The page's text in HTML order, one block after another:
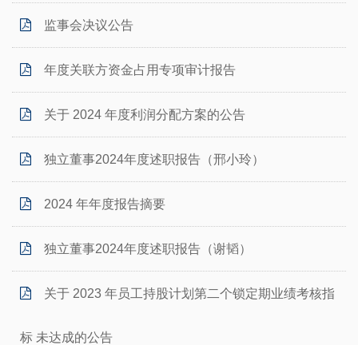
监事会决议公告
年度关联方资金占用专项审计报告
关于 2024 年度利润分配方案的公告
独立董事2024年度述职报告（邢小玲）
2024 年年度报告摘要
独立董事2024年度述职报告（谢韬）
关于 2023 年员工持股计划第二个锁定期业绩考核指
标 未达成的公告